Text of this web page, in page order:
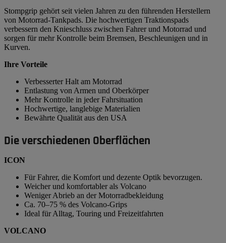
Stompgrip gehört seit vielen Jahren zu den führenden Herstellern
von Motorrad-Tankpads. Die hochwertigen Traktionspads
verbessern den Knieschluss zwischen Fahrer und Motorrad und
sorgen für mehr Kontrolle beim Bremsen, Beschleunigen und in
Kurven.
Ihre Vorteile
Verbesserter Halt am Motorrad
Entlastung von Armen und Oberkörper
Mehr Kontrolle in jeder Fahrsituation
Hochwertige, langlebige Materialien
Bewährte Qualität aus den USA
Die verschiedenen Oberflächen
ICON
Für Fahrer, die Komfort und dezente Optik bevorzugen.
Weicher und komfortabler als Volcano
Weniger Abrieb an der Motorradbekleidung
Ca. 70–75 % des Volcano-Grips
Ideal für Alltag, Touring und Freizeitfahrten
VOLCANO